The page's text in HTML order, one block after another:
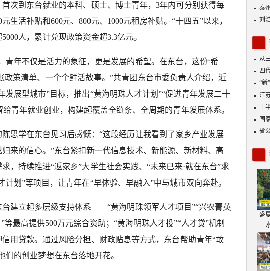
次到东台就业的本科、硕士、博士青年，3年内可分别获得每
元生活补贴和600元、800元、1000元租房补贴。“十四五”以来，
人，累计兑现政策资金超3.3亿元。
青年不仅是活力的象征，更是发展的希望。在东台，这份‘希
政策清单、一个个鲜活故事。”共青团东台市委负责人介绍，近
发展型城市”目标，推出“黄海明珠人才计划”“促进青年发展二十
青年就业创业，构建起覆盖全链条、全周期的青年发展体系。
思学在东台见习后感慨：“这段经历让我看到了家乡产业发展
来的信心。”东台紧扣新一代信息技术、新能源、新材料、高
，持续推进“返家乡”大学生社会实践、“未来已来·就在东台”求
计划”等项目，让青年在“早体验、早融入”中与城市双向奔赴。
台建立起多层级支持体系——“黄海明珠领军人才项目”“兴农菁英
等最高提供500万元综合资助；“黄海明珠人才投”“人才贷”机制
用贷款。通过风险分担、财政贴息等方式，东台帮助青年“敢
们的创业梦想在东台落地开花。
泰
刘
从
四
“新
到“
江
业
上
出
国
省
盛